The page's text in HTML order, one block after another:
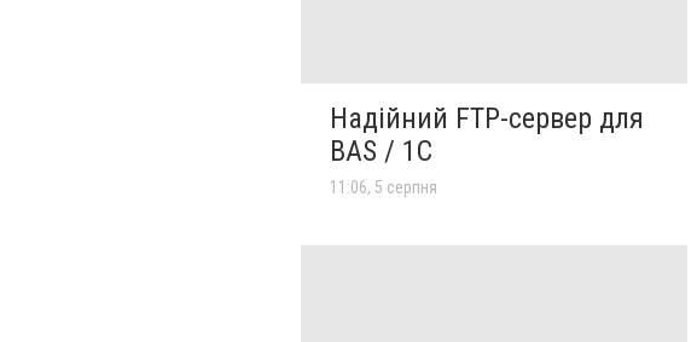
Надійний FTP-сервер для
BAS / 1C
11:06, 5 серпня